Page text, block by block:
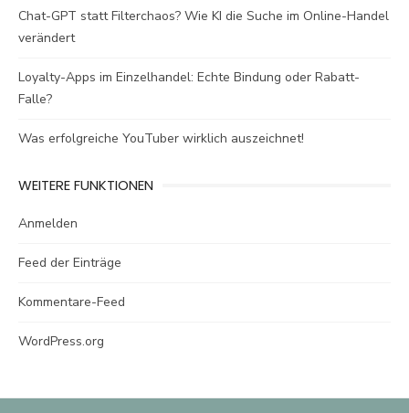
Chat-GPT statt Filterchaos? Wie KI die Suche im Online-Handel
verändert
Loyalty-Apps im Einzelhandel: Echte Bindung oder Rabatt-
Falle?
Was erfolgreiche YouTuber wirklich auszeichnet!
WEITERE FUNKTIONEN
Anmelden
Feed der Einträge
Kommentare-Feed
WordPress.org